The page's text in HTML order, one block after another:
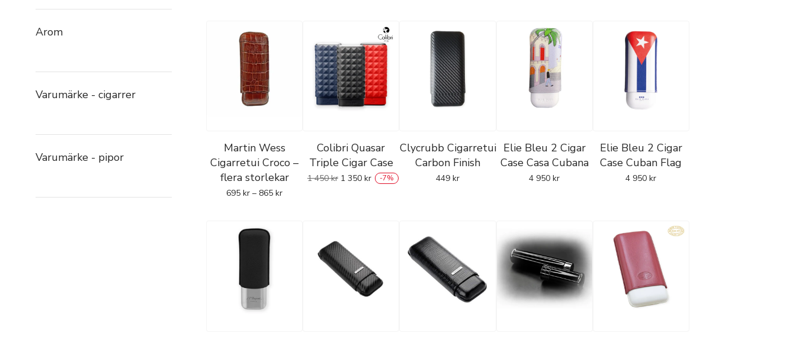
Arom
Varumärke - cigarrer
Varumärke - pipor
Martin Wess
Cigarretui Croco –
flera storlekar
695kr – 865kr
Colibri Quasar
Triple Cigar Case
1 450kr 1 350 kr -7%
Clycrubb Cigarretui
Carbon Finish
449kr
Elie Bleu 2 Cigar
Case Casa Cubana
4 950kr
Elie Bleu 2 Cigar
Case Cuban Flag
4 950kr